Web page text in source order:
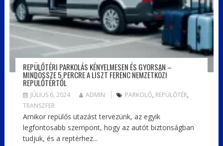
REPÜLŐTÉRI PARKOLÁS KÉNYELMESEN ÉS GYORSAN –
MINDÖSSZE 5 PERCRE A LISZT FERENC NEMZETKÖZI
REPÜLŐTÉRTŐL
JÚLIUS 6, 2024 ADMIN PARKOLÓ, REPÜLŐTÉR,
TRANSZFER
Amikor repülős utazást tervezünk, az egyik
legfontosabb szempont, hogy az autót biztonságban
tudjuk, és a reptérhez...